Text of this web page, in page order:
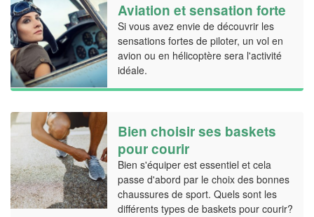
Aviation et sensation forte
Si vous avez envie de découvrir les
sensations fortes de piloter, un vol en
avion ou en hélicoptère sera l'activité
idéale.
Bien choisir ses baskets
pour courir
Bien s'équiper est essentiel et cela
passe d'abord par le choix des bonnes
chaussures de sport. Quels sont les
différents types de baskets pour courir?